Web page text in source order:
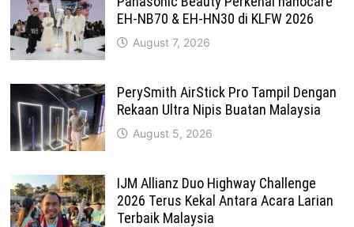
EH-NB70 & EH-HN30 di KLFW 2026
August 7, 2026
PerySmith AirStick Pro Tampil Dengan
Rekaan Ultra Nipis Buatan Malaysia
August 5, 2026
IJM Allianz Duo Highway Challenge
2026 Terus Kekal Antara Acara Larian
Terbaik Malaysia